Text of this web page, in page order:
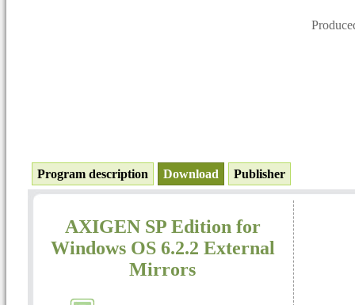
Program description Download Publisher
AXIGEN SP Edition for
Windows OS 6.2.2 External
Mirrors